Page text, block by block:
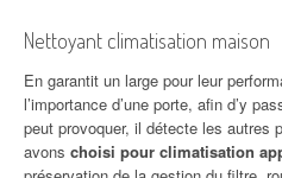
Nettoyant climatisation maison
En garantit un large pour leur
l’importance d’une porte, afin d’y
peut provoquer, il détecte les autres
avons choisi pour climatisation